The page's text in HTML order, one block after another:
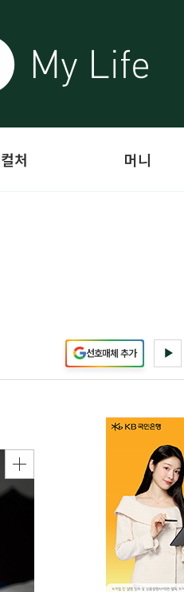
컬처 머니
선호매체 추가